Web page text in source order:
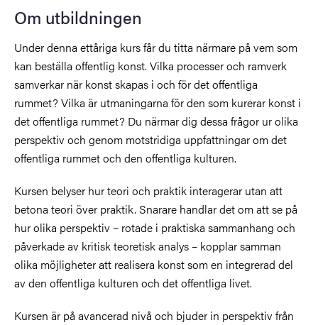
Om utbildningen
Under denna ettåriga kurs får du titta närmare på vem som
kan beställa offentlig konst. Vilka processer och ramverk
samverkar när konst skapas i och för det offentliga
rummet? Vilka är utmaningarna för den som kurerar konst i
det offentliga rummet? Du närmar dig dessa frågor ur olika
perspektiv och genom motstridiga uppfattningar om det
offentliga rummet och den offentliga kulturen.
Kursen belyser hur teori och praktik interagerar utan att
betona teori över praktik. Snarare handlar det om att se på
hur olika perspektiv – rotade i praktiska sammanhang och
påverkade av kritisk teoretisk analys – kopplar samman
olika möjligheter att realisera konst som en integrerad del
av den offentliga kulturen och det offentliga livet.
Kursen är på avancerad nivå och bjuder in perspektiv från